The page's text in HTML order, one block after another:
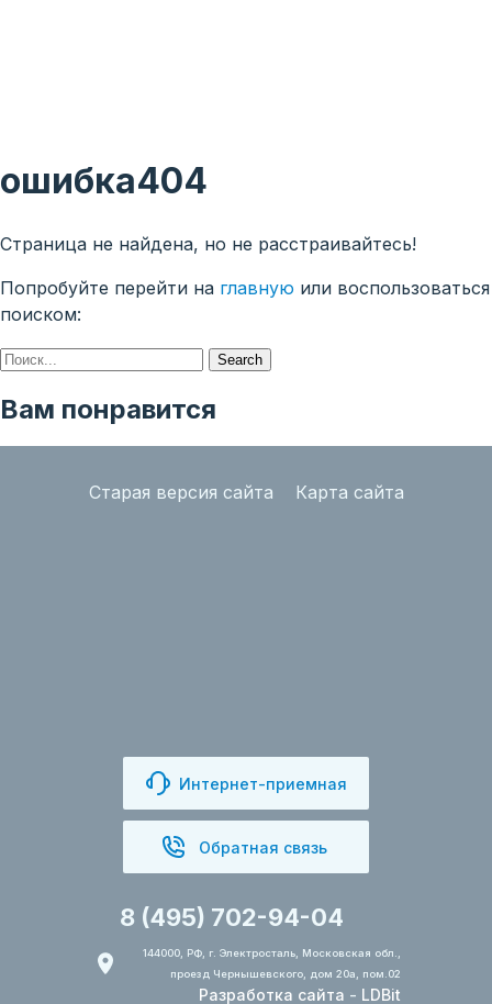
ошибка404
Страница не найдена, но не расстраивайтесь!
Попробуйте перейти на главную или воспользоваться
поиском:
Search
Вам понравится
Старая версия сайта Карта сайта
Интернет-приемная
Обратная связь
8 (495) 702-94-04
144000, РФ, г. Электросталь, Московская обл.,
проезд Чернышевского, дом 20а, пом.02
Разработка сайта - LDBit